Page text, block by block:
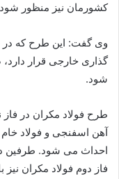
کشورمان نیز منظور
وی گفت: این طرح که
گذاری خارجی قرار
شود.
آهن اسفنجی و فولاد
احداث می شود. طرفین